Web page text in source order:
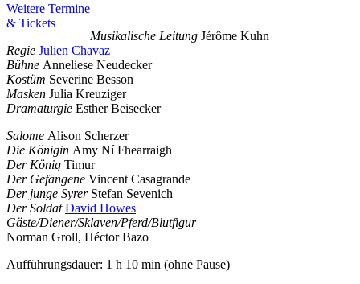
Weitere Termine
& Tickets
Musikalische Leitung Jérôme Kuhn
Regie Julien Chavaz
Bühne Anneliese Neudecker
Kostüm Severine Besson
Masken Julia Kreuziger
Dramaturgie Esther Beisecker
Salome Alison Scherzer
Die Königin Amy Ní Fhearraigh
Der König Timur
Der Gefangene Vincent Casagrande
Der junge Syrer Stefan Sevenich
Der SoldatDavid Howes
Gäste/Diener/Sklaven/Pferd/Blutfigur
Norman Groll, Héctor Bazo
Aufführungsdauer: 1 h 10 min (ohne Pause)